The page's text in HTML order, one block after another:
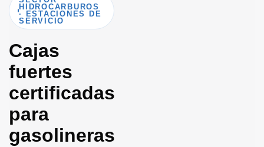
HIDROCARBUROS
· ESTACIONES DE
SERVICIO
Cajas
fuertes
certificadas
para
gasolineras